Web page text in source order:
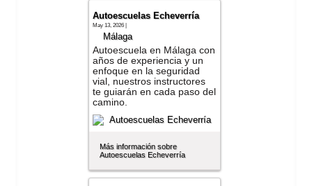
Autoescuelas Echeverría
May 13, 2026 |
Málaga
Autoescuela en Málaga con
años de experiencia y un
enfoque en la seguridad
vial, nuestros instructores
te guiarán en cada paso del
camino.
Más información sobre
Autoescuelas Echeverría